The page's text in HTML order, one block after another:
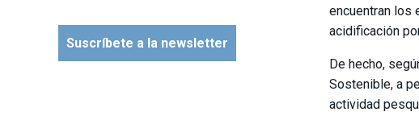
Suscríbete a la newsletter
encuentran los
acidificación
De hecho,
Sostenible, a
actividad